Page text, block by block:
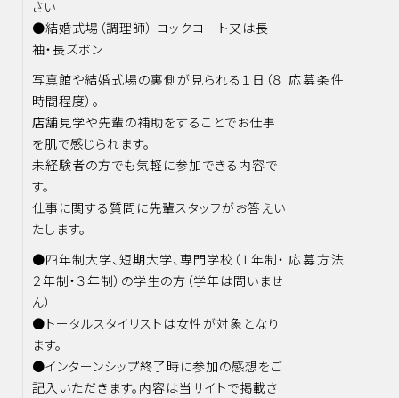
さい
●結婚式場（調理師） コックコート又は長
袖・長ズボン
写真館や結婚式場の裏側が見られる１日（８
時間程度）。
店舗見学や先輩の補助をすることでお仕事
を肌で感じられます。
未経験者の方でも気軽に参加できる内容で
す。
仕事に関する質問に先輩スタッフがお答えい
たします。
応募条件
●四年制大学、短期大学、専門学校（１年制・
２年制・３年制）の学生の方（学年は問いませ
ん）
●トータルスタイリストは女性が対象となり
ます。
●インターンシップ終了時に参加の感想をご
記入いただきます。内容は当サイトで掲載さ
応募方法